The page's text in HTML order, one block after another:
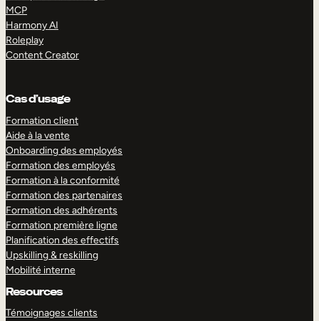
MCP
Harmony AI
Roleplay
Content Creator
Cas d’usage
Formation client
Aide à la vente
Onboarding des employés
Formation des employés
Formation à la conformité
Formation des partenaires
Formation des adhérents
Formation première ligne
Planification des effectifs
Upskilling & reskilling
Mobilité interne
Resources
Témoignages clients